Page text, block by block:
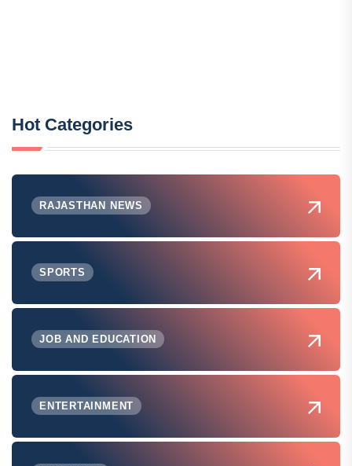
Hot Categories
RAJASTHAN NEWS
SPORTS
JOB AND EDUCATION
ENTERTAINMENT